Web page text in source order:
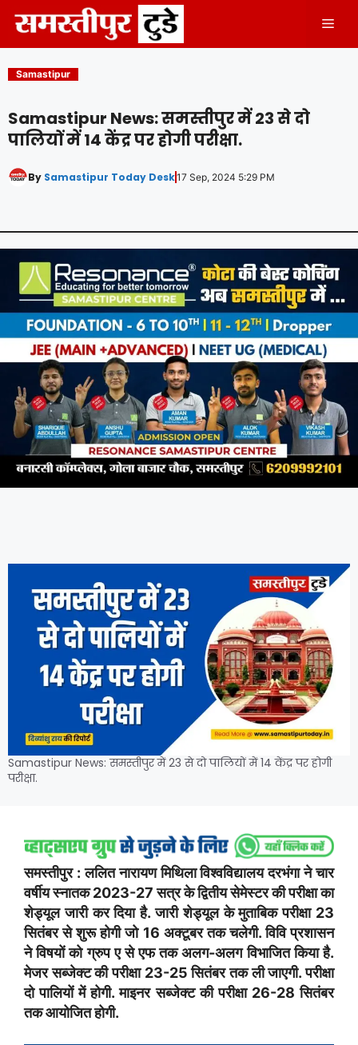
content
Samastipur
Samastipur News: समस्तीपुर में 23 से दो
पालियों में 14 केंद्र पर होगी परीक्षा.
By Samastipur Today Desk17 Sep, 2024 5:29 PM
Samastipur News: समस्तीपुर में 23 से दो पालियों में 14 केंद्र पर होगी
परीक्षा.
समस्तीपुर : ललित नारायण मिथिला विश्वविद्यालय दरभंगा ने चार
वर्षीय स्नातक 2023-27 सत्र के द्वितीय सेमेस्टर की परीक्षा का
शेड्यूल जारी कर दिया है. जारी शेड्यूल के मुताबिक परीक्षा 23
सितंबर से शुरू होगी जो 16 अक्टूबर तक चलेगी. विवि प्रशासन
ने विषयों को ग्रुप ए से एफ तक अलग-अलग विभाजित किया है.
मेजर सब्जेक्ट की परीक्षा 23-25 सितंबर तक ली जाएगी. परीक्षा
दो पालियों में होगी. माइनर सब्जेक्ट की परीक्षा 26-28 सितंबर
तक आयोजित होगी.